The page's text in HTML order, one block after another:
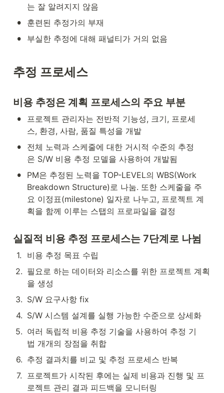
는 잘 알려지지 않음
• 훈련된 추정가의 부재
• 부실한 추정에 대해 패널티가 거의 없음
추정 프로세스
비용 추정은 계획 프로세스의 주요 부분
•
프로젝트 관리자는 전반적 기능성, 크기, 프로세
스, 환경, 사람, 품질 특성을 개발
•
전체 노력과 스케줄에 대한 거시적 수준의 추정
은 S/W 비용 추정 모델을 사용하여 개발됨
•
PM은 추정된 노력을 TOP-LEVEL의 WBS(Work
Breakdown Structure)로 나눔. 또한 스케줄을 주
요 이정표(milestone) 일자로 나누고, 프로젝트 계
획을 함께 이루는 스탭의 프로파일을 결정
실질적 비용 추정 프로세스는 7단계로 나뉨
1.
비용 추정 목표 수립
2. 필요로 하는 데이터와 리소스를 위한 프로젝트 계획
을 생성
3. S/W 요구사항 fix
4. S/W 시스템 설계를 실행 가능한 수준으로 상세화
5. 여러 독립적 비용 추정 기술을 사용하여 추정 기
법 개개의 장점을 취합
6. 추정 결과치를 비교 및 추정 프로세스 반복
7.
프로젝트가 시작된 후에는 실제 비용과 진행 및 프
로젝트 관리 결과 피드백을 모니터링